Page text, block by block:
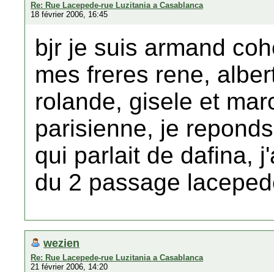
Re: Rue Lacepede-rue Luzitania a Casablanca
18 février 2006, 16:45
bjr je suis armand
mes freres rene,
rolande, gisele et
parisienne, je
qui parlait de dafina,
du 2 passage
wezien
Re: Rue Lacepede-rue Luzitania a Casablanca
21 février 2006, 14:20